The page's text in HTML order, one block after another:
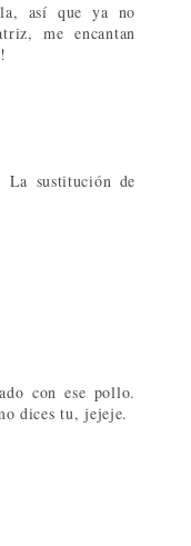
así que ya no
me encantan
La sustitución de
con ese pollo.
dices tu, jejeje.